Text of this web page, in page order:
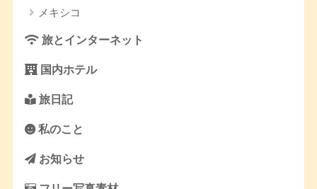
メキシコ
旅とインターネット
国内ホテル
旅日記
私のこと
お知らせ